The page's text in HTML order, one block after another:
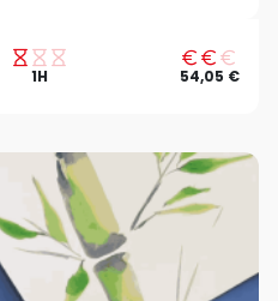
1H 54,05 €